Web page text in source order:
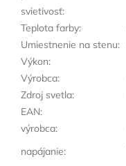
svietivosť:
Teplota farby:
Umiestnenie na stenu:
Výkon:
Výrobca:
Zdroj svetla:
EAN:
výrobca:
napájanie: